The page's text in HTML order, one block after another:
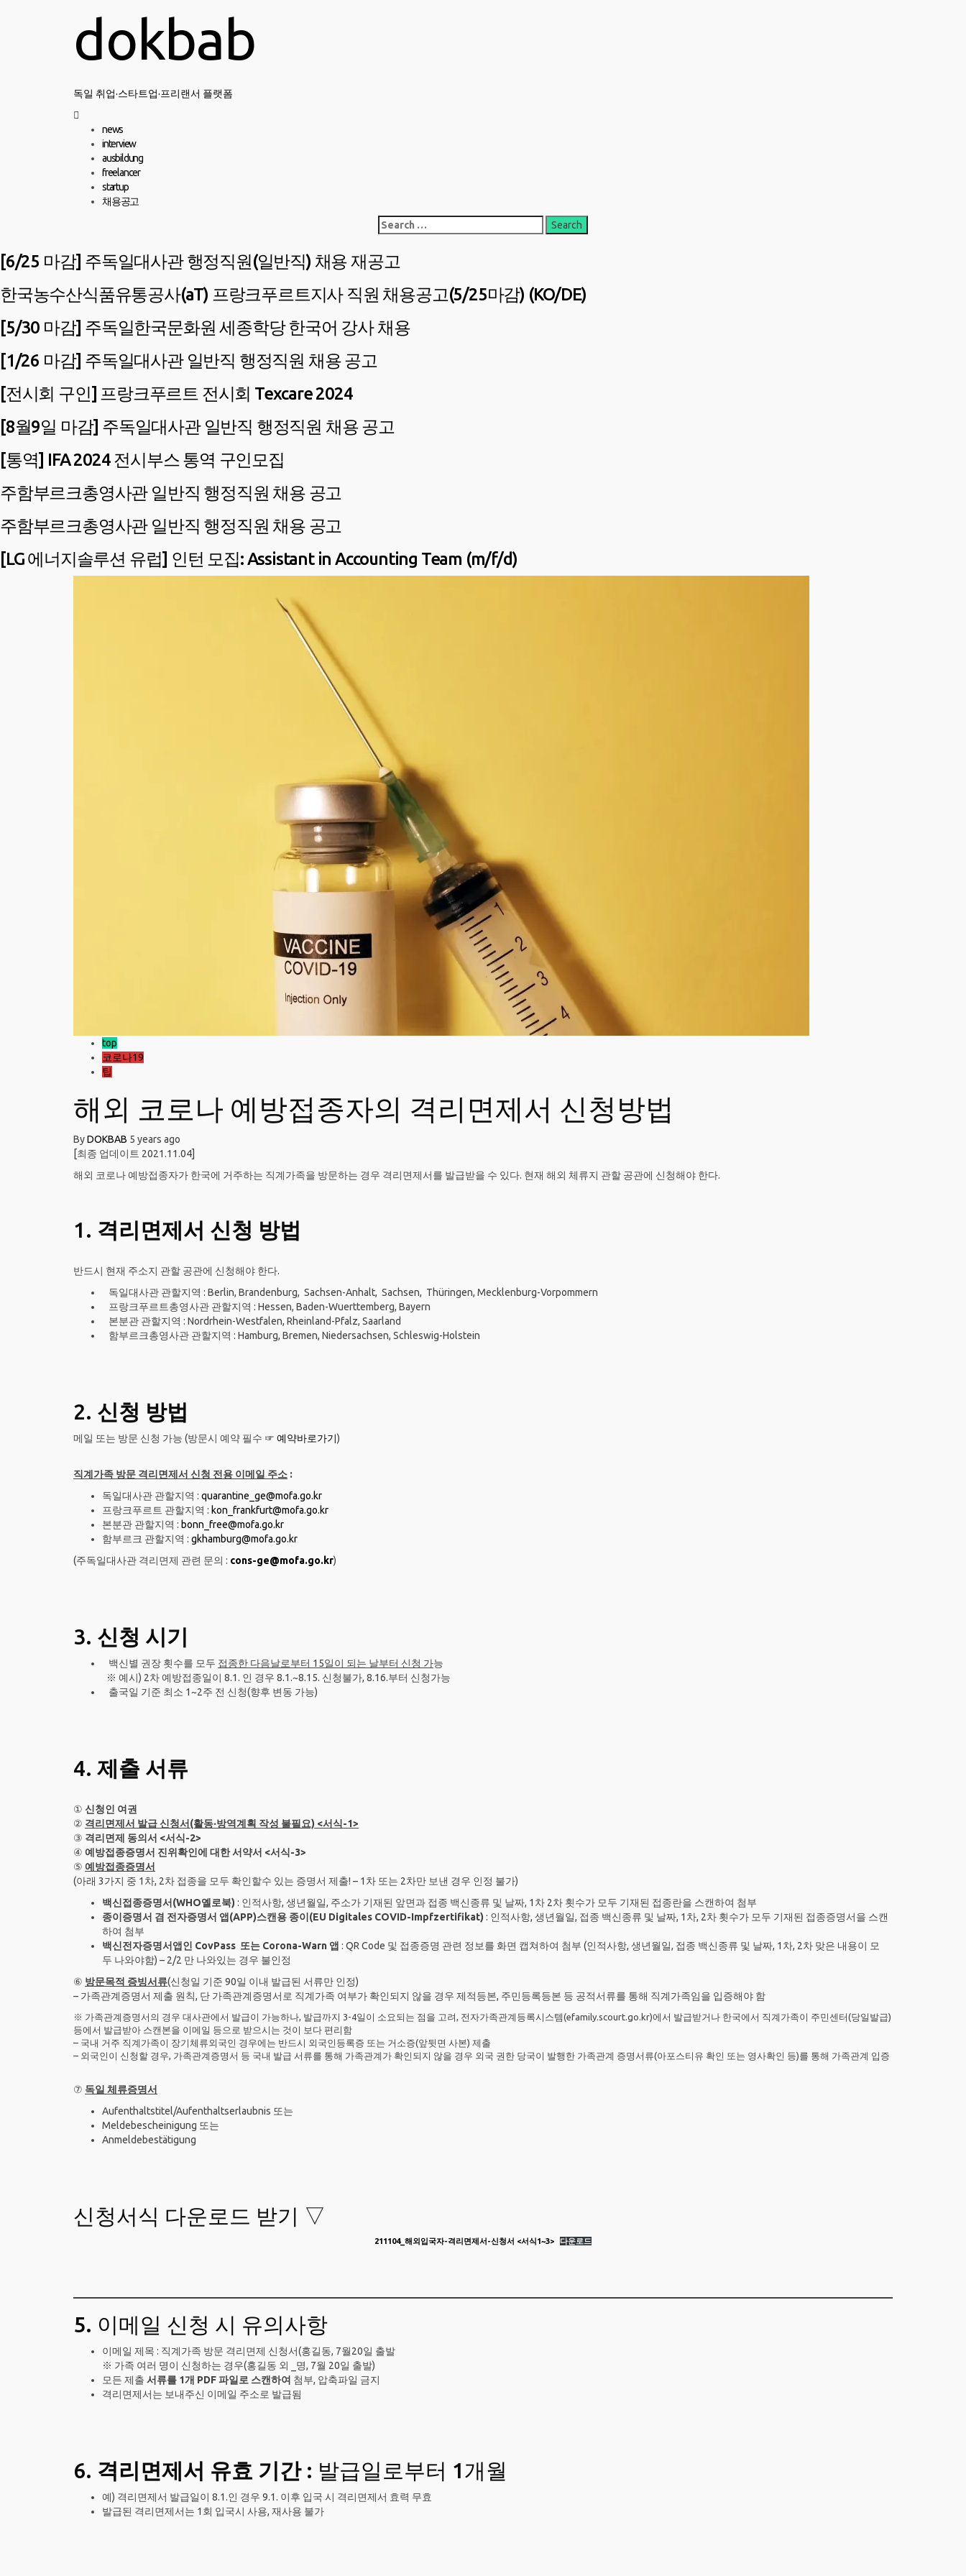
dokbab
독일 취업·스타트업·프리랜서 플랫폼
Primary
Menu
news
interview
ausbildung
freelancer
startup
채용공고
Search
for:
[6/25 마감] 주독일대사관 행정직원(일반직) 채용 재공고
한국농수산식품유통공사(aT) 프랑크푸르트지사 직원 채용공고(5/25마감) (KO/DE)
[5/30 마감] 주독일한국문화원 세종학당 한국어 강사 채용
[1/26 마감] 주독일대사관 일반직 행정직원 채용 공고
[전시회 구인] 프랑크푸르트 전시회 Texcare 2024
[8월9일 마감] 주독일대사관 일반직 행정직원 채용 공고
[통역] IFA 2024 전시부스 통역 구인모집
주함부르크총영사관 일반직 행정직원 채용 공고
주함부르크총영사관 일반직 행정직원 채용 공고
[LG 에너지솔루션 유럽] 인턴 모집: Assistant in Accounting Team (m/f/d)
top
코로나19
팁
해외 코로나 예방접종자의 격리면제서 신청방법
ByDOKBAB 5 years ago
[최종 업데이트 2021.11.04]
해외 코로나 예방접종자가 한국에 거주하는 직계가족을 방문하는 경우 격리면제서를 발급받을 수 있다. 현재 해외 체류지 관할 공관에 신청해야 한다.
1. 격리면제서 신청 방법
반드시 현재 주소지 관할 공관에 신청해야 한다.
독일대사관 관할지역 : Berlin, Brandenburg, Sachsen-Anhalt, Sachsen, Thüringen, Mecklenburg-Vorpommern
프랑크푸르트총영사관 관할지역 : Hessen, Baden-Wuerttemberg, Bayern
본분관 관할지역 : Nordrhein-Westfalen, Rheinland-Pfalz, Saarland
함부르크총영사관 관할지역 : Hamburg, Bremen, Niedersachsen, Schleswig-Holstein
2. 신청 방법
메일 또는 방문 신청 가능 (방문시 예약 필수 ☞ 예약바로가기)
직계가족 방문 격리면제서 신청 전용 이메일 주소 :
독일대사관 관할지역 : quarantine_ge@mofa.go.kr
프랑크푸르트 관할지역 : kon_frankfurt@mofa.go.kr
본분관 관할지역 : bonn_free@mofa.go.kr
함부르크 관할지역 : gkhamburg@mofa.go.kr
(주독일대사관 격리면제 관련 문의 : cons-ge@mofa.go.kr)
3. 신청 시기
백신별 권장 횟수를 모두 접종한 다음날로부터 15일이 되는 날부터 신청 가능
※ 예시) 2차 예방접종일이 8.1. 인 경우 8.1.~8.15. 신청불가, 8.16.부터 신청가능
출국일 기준 최소 1~2주 전 신청(향후 변동 가능)
4. 제출 서류
① 신청인 여권
② 격리면제서 발급 신청서(활동‧방역계획 작성 불필요) <서식-1>
③ 격리면제 동의서 <서식-2>
④ 예방접종증명서 진위확인에 대한 서약서 <서식-3>
⑤ 예방접종증명서
(아래 3가지 중 1차, 2차 접종을 모두 확인할수 있는 증명서 제출! – 1차 또는 2차만 보낸 경우 인정 불가)
백신접종증명서(WHO옐로북) : 인적사항, 생년월일, 주소가 기재된 앞면과 접종 백신종류 및 날짜, 1차 2차 횟수가 모두 기재된 접종란을 스캔하여 첨부
종이증명서 겸 전자증명서 앱(APP)스캔용 종이(EU Digitales COVID-Impfzertifikat) : 인적사항, 생년월일, 접종 백신종류 및 날짜, 1차, 2차 횟수가 모두 기재된 접종증명서을 스캔
하여 첨부
백신전자증명서앱인 CovPass 또는 Corona-Warn 앱 : QR Code 및 접종증명 관련 정보를 화면 캡쳐하여 첨부 (인적사항, 생년월일, 접종 백신종류 및 날짜, 1차, 2차 맞은 내용이 모
두 나와야함) – 2/2 만 나와있는 경우 불인정
⑥ 방문목적 증빙서류(신청일 기준 90일 이내 발급된 서류만 인정)
– 가족관계증명서 제출 원칙, 단 가족관계증명서로 직계가족 여부가 확인되지 않을 경우 제적등본, 주민등록등본 등 공적서류를 통해 직계가족임을 입증해야 함
※ 가족관계증명서의 경우 대사관에서 발급이 가능하나, 발급까지 3-4일이 소요되는 점을 고려, 전자가족관계등록시스템(efamily.scourt.go.kr)에서 발급받거나 한국에서 직계가족이 주민센터(당일발급)
등에서 발급받아 스캔본을 이메일 등으로 받으시는 것이 보다 편리함
– 국내 거주 직계가족이 장기체류외국인 경우에는 반드시 외국인등록증 또는 거소증(앞뒷면 사본) 제출
– 외국인이 신청할 경우, 가족관계증명서 등 국내 발급 서류를 통해 가족관계가 확인되지 않을 경우 외국 권한 당국이 발행한 가족관계 증명서류(아포스티유 확인 또는 영사확인 등)를 통해 가족관계 입증
⑦ 독일 체류증명서
Aufenthaltstitel/Aufenthaltserlaubnis 또는
Meldebescheinigung 또는
Anmeldebestätigung
신청서식 다운로드 받기 ▽
211104_해외입국자-격리면제서-신청서 <서식1~3> 다운로드
5. 이메일 신청 시 유의사항
이메일 제목 : 직계가족 방문 격리면제 신청서(홍길동, 7월20일 출발
※ 가족 여러 명이 신청하는 경우(홍길동 외 _명, 7월 20일 출발)
모든 제출 서류를 1개 PDF 파일로 스캔하여 첨부, 압축파일 금지
격리면제서는 보내주신 이메일 주소로 발급됨
6. 격리면제서 유효 기간: 발급일로부터 1개월
예) 격리면제서 발급일이 8.1.인 경우 9.1. 이후 입국 시 격리면제서 효력 무효
발급된 격리면제서는 1회 입국시 사용, 재사용 불가